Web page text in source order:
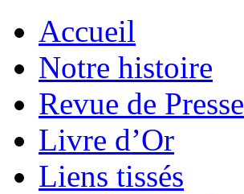
Accueil
Notre histoire
Revue de Presse
Livre d’Or
Liens tissés